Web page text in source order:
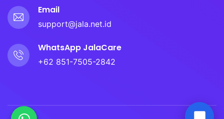
Email
support@jala.net.id
WhatsApp JalaCare
+62 851-7505-2842